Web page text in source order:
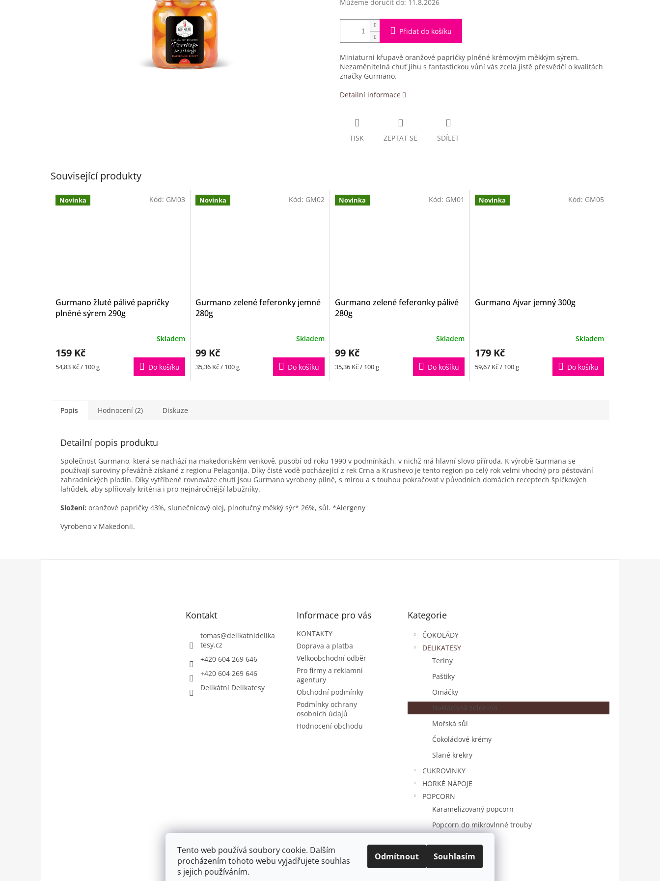
Tento web používá soubory cookie. Dalším
procházením tohoto webu vyjadřujete souhlas
s jejich používáním.
Odmítnout Souhlasím
Můžeme doručit do: 11.8.2026
Přidat do košíku
Miniaturní křupavě oranžové papričky plněné krémovým měkkým sýrem.
Nezaměnitelná chuť jihu s fantastickou vůní vás zcela jistě přesvědčí o kvalitách
značky Gurmano.
Detailní informace
TISK ZEPTAT SE SDÍLET
Související produkty
Novinka
Gurmano žluté pálivé papričky
plněné sýrem 290g
Skladem
159 Kč
Měrná
54,83 Kč / 100 g Do košíku
Kód: GM03 Novinka
Gurmano zelené feferonky jemné
280g
Skladem
99 Kč
Měrná
35,36 Kč / 100 g Do košíku
Kód: GM02 Novinka
Gurmano zelené feferonky pálivé
280g
produktu
je
5,0
Skladem
99 Kč
Měrná
35,36 Kč / 100 g Do košíku
Kód: GM01 Novinka
Gurmano Ajvar jemný 300g
produktu
je
5,0
Skladem
179 Kč
Měrná
59,67 Kč / 100 g Do košíku
Kód: GM05
Popis Hodnocení (2) Diskuze
Detailní popis produktu
Společnost Gurmano, která se nachází na makedonském venkově, působí od roku 1990 v podmínkách, v nichž má hlavní slovo příroda. K výrobě Gurmana se
používají suroviny převážně získané z regionu Pelagonija. Díky čisté vodě pocházející z rek Crna a Krushevo je tento region po celý rok velmi vhodný pro pěstování
zahradnických plodin. Díky vytříbené rovnováze chutí jsou Gurmano vyrobeny pilně, s mírou a s touhou pokračovat v původních domácích receptech špičkových
lahůdek, aby splňovaly kritéria i pro nejnáročnější labužníky.
Složení: oranžové papričky 43%, slunečnicový olej, plnotučný měkký sýr* 26%, sůl. *Alergeny
Vyrobeno v Makedonii.
Kontakt
tomas@delikatnidelika
tesy.cz
+420 604 269 646
+420 604 269 646
Delikátní Delikatesy
Informace pro vás
KONTAKTY
Doprava a platba
Velkoobchodní odběr
Pro firmy a reklamní
agentury
Obchodní podmínky
Podmínky ochrany
osobních údajů
Hodnocení obchodu
kategorie
Kategorie
ČOKOLÁDY
DELIKATESY
Teriny
Paštiky
Omáčky
Nakládaná zelenina
Mořská sůl
Čokoládové krémy
Slané krekry
CUKROVINKY
HORKÉ NÁPOJE
POPCORN
Karamelizovaný popcorn
Popcorn do mikrovlnné trouby
DÁRKOVÉ SADY
Značky